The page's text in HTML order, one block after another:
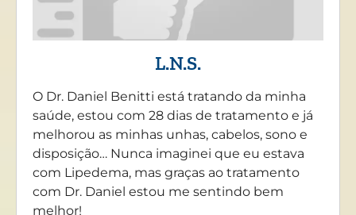
L.N.S.
O Dr. Daniel Benitti está tratando da minha
saúde, estou com 28 dias de tratamento e já
melhorou as minhas unhas, cabelos, sono e
disposição… Nunca imaginei que eu estava
com Lipedema, mas graças ao tratamento
com Dr. Daniel estou me sentindo bem
melhor!